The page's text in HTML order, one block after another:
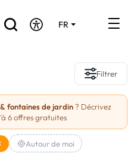
FR
Filtrer
& fontaines de jardin ? Décrivez
6 offres gratuites
Autour de moi